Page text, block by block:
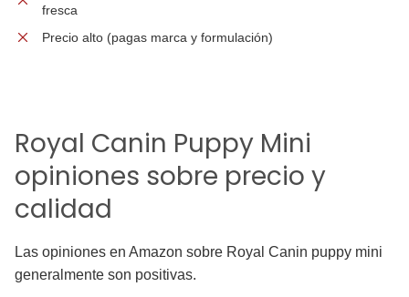
fresca
Precio alto (pagas marca y formulación)
Royal Canin Puppy Mini
opiniones sobre precio y
calidad
Las opiniones en Amazon sobre Royal Canin puppy mini
generalmente son positivas.